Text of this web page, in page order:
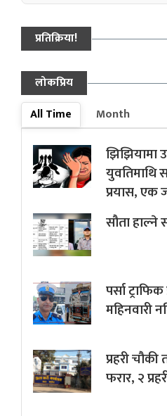
प्रतिक्रिया!
लोकप्रिय
All Time
Month
झिझियामा
युवतिमाथि
प्रयास, एक
सौता हाल्ने
पर्सा
महिनवारी
प्रहरी
फरार, २